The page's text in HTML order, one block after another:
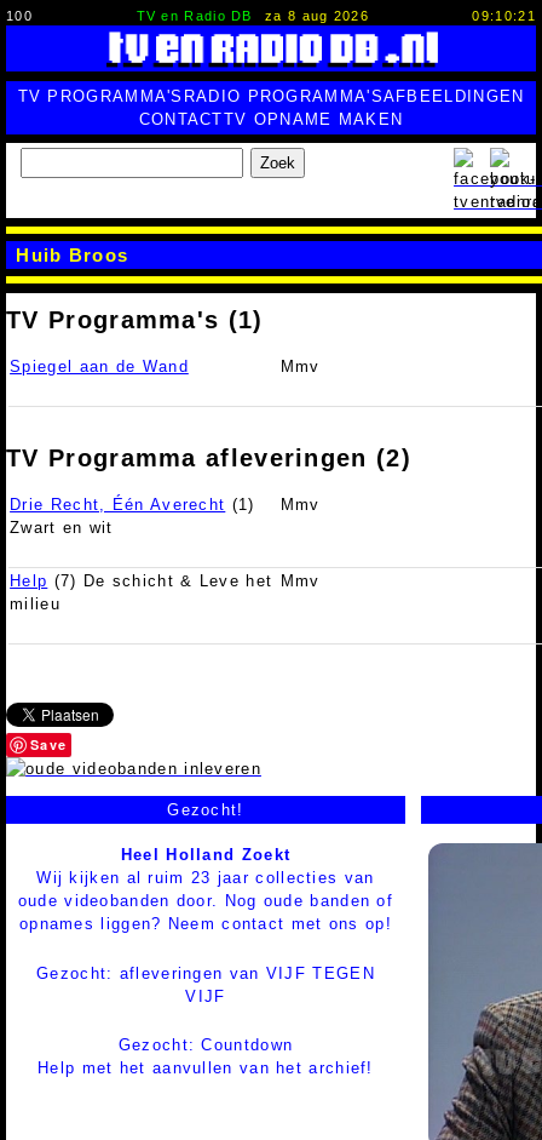
100 TV en Radio DB za 8 aug 2026 09:10:22
TV PROGRAMMA'S RADIO PROGRAMMA'SAFBEELDINGEN
CONTACTTV OPNAME MAKEN
Zoek
Huib Broos
TV Programma's (1)
Spiegel aan de Wand Mmv
TV Programma afleveringen (2)
Drie Recht, Één Averecht (1)
Zwart en wit
Mmv
Help (7) De schicht & Leve het
milieu
Mmv
Save
Gezocht!
Heel Holland Zoekt
Wij kijken al ruim 23 jaar collecties van
oude videobanden door. Nog oude banden of
opnames liggen? Neem contact met ons op!
Gezocht: afleveringen van VIJF TEGEN
VIJF
Gezocht: Countdown
Help met het aanvullen van het archief!